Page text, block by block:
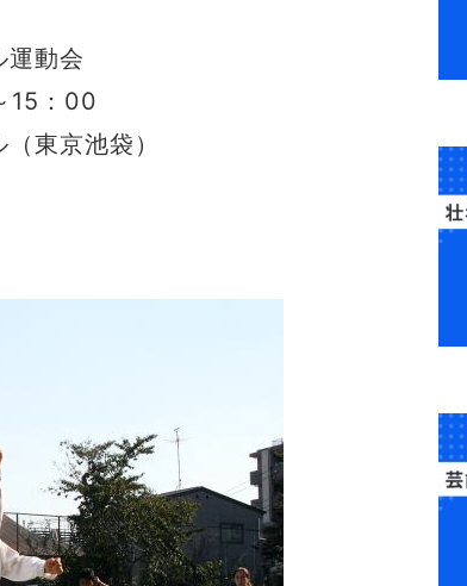
動会
：00
京池袋）